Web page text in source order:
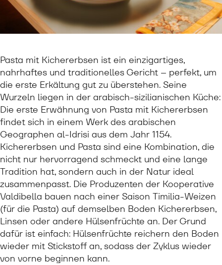
Pasta mit Kichererbsen ist ein einzigartiges,
nahrhaftes und traditionelles Gericht – perfekt, um
die erste Erkältung gut zu überstehen. Seine
Wurzeln liegen in der arabisch-sizilianischen Küche:
Die erste Erwähnung von Pasta mit Kichererbsen
findet sich in einem Werk des arabischen
Geographen al-Idrisi aus dem Jahr 1154.
Kichererbsen und Pasta sind eine Kombination, die
nicht nur hervorragend schmeckt und eine lange
Tradition hat, sondern auch in der Natur ideal
zusammenpasst. Die Produzenten der Kooperative
Valdibella bauen nach einer Saison Timilia-Weizen
(für die Pasta) auf demselben Boden Kichererbsen,
Linsen oder andere Hülsenfrüchte an. Der Grund
dafür ist einfach: Hülsenfrüchte reichern den Boden
wieder mit Stickstoff an, sodass der Zyklus wieder
von vorne beginnen kann.